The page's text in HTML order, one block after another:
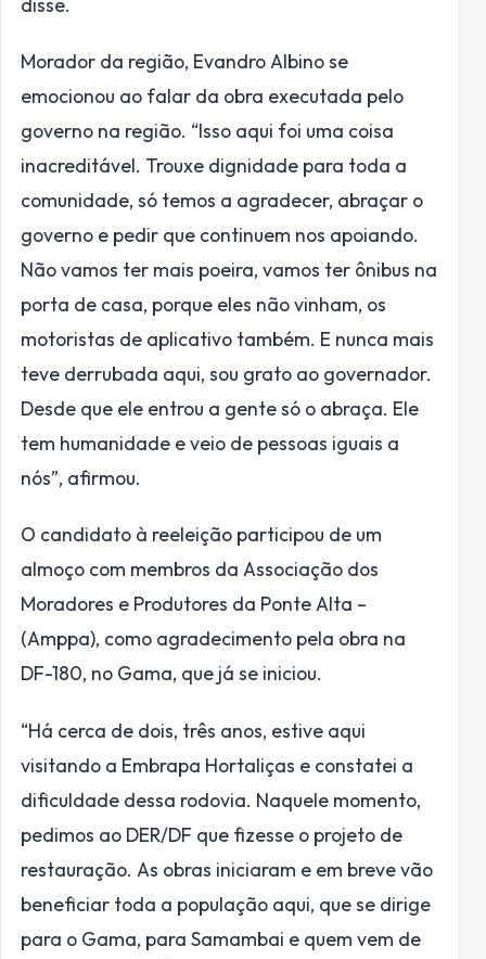
Morador da região, Evandro Albino se
emocionou ao falar da obra executada pelo
governo na região. “Isso aqui foi uma coisa
inacreditável. Trouxe dignidade para toda a
comunidade, só temos a agradecer, abraçar o
governo e pedir que continuem nos apoiando.
Não vamos ter mais poeira, vamos ter ônibus na
porta de casa, porque eles não vinham, os
motoristas de aplicativo também. E nunca mais
teve derrubada aqui, sou grato ao governador.
Desde que ele entrou a gente só o abraça. Ele
tem humanidade e veio de pessoas iguais a
nós”, afirmou.
O candidato à reeleição participou de um
almoço com membros da Associação dos
Moradores e Produtores da Ponte Alta –
(Amppa), como agradecimento pela obra na
DF-180, no Gama, que já se iniciou.
“Há cerca de dois, três anos, estive aqui
visitando a Embrapa Hortaliças e constatei a
dificuldade dessa rodovia. Naquele momento,
pedimos ao DER/DF que fizesse o projeto de
restauração. As obras iniciaram e em breve vão
beneficiar toda a população aqui, que se dirige
para o Gama, para Samambai e quem vem de